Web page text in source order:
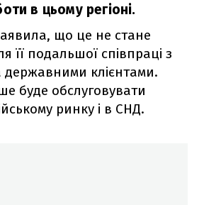
в цьому регіоні.
що це не стане
її подальшої співпраці з
клієнтами.
буде обслуговувати
ринку і в СНД.